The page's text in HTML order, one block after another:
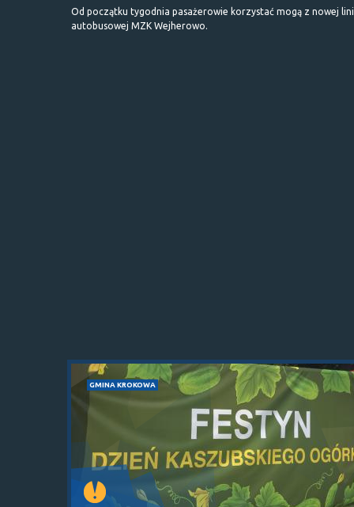
Od początku tygodnia pasażerowie korzystać mogą z nowej
autobusowej MZK Wejherowo.
GMINA KROKOWA